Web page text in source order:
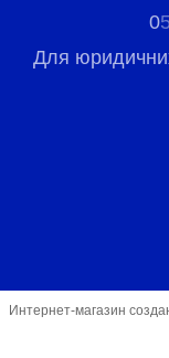
05
Для
Интернет-магазин